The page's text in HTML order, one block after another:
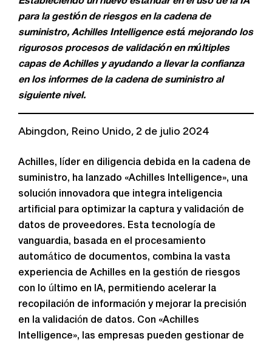
para la gestión de riesgos en la cadena de
suministro, Achilles Intelligence está mejorando los
rigurosos procesos de validación en múltiples
capas de Achilles y ayudando a llevar la confianza
en los informes de la cadena de suministro al
siguiente nivel.
Abingdon, Reino Unido, 2 de julio 2024
Achilles, líder en diligencia debida en la cadena de
suministro, ha lanzado «Achilles Intelligence», una
solución innovadora que integra inteligencia
artificial para optimizar la captura y validación de
datos de proveedores. Esta tecnología de
vanguardia, basada en el procesamiento
automático de documentos, combina la vasta
experiencia de Achilles en la gestión de riesgos
con lo último en IA, permitiendo acelerar la
recopilación de información y mejorar la precisión
en la validación de datos. Con «Achilles
Intelligence», las empresas pueden gestionar de